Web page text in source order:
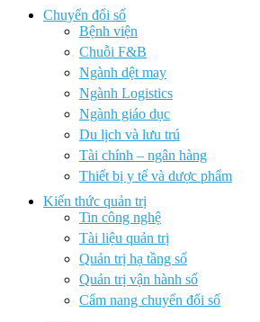
Chuyển đổi số
Bệnh viện
Chuỗi F&B
Ngành dệt may
Ngành Logistics
Ngành giáo dục
Du lịch và lưu trú
Tài chính – ngân hàng
Thiết bị y tế và dược phẩm
Kiến thức quản trị
Tin công nghệ
Tài liệu quản trị
Quản trị hạ tầng số
Quản trị vận hành số
Cẩm nang chuyển đổi số